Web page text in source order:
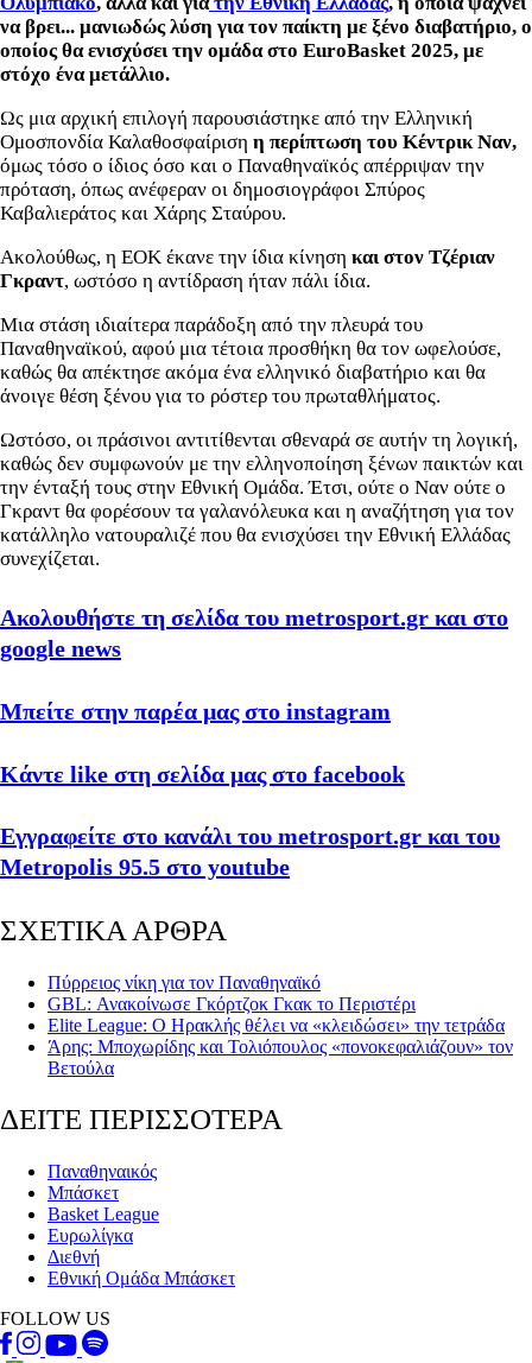
να βρει... μανιωδώς λύση για τον παίκτη με ξένο διαβατήριο, ο
οποίος θα ενισχύσει την ομάδα στο EuroBasket 2025, με
στόχο ένα μετάλλιο.
Ως μια αρχική επιλογή παρουσιάστηκε από την Ελληνική
Ομοσπονδία Καλαθοσφαίριση η περίπτωση του Κέντρικ Ναν,
όμως τόσο ο ίδιος όσο και ο Παναθηναϊκός απέρριψαν την
πρόταση, όπως ανέφεραν οι δημοσιογράφοι Σπύρος
Καβαλιεράτος και Χάρης Σταύρου.
Ακολούθως, η ΕΟΚ έκανε την ίδια κίνηση και στον Τζέριαν
Γκραντ, ωστόσο η αντίδραση ήταν πάλι ίδια.
Μια στάση ιδιαίτερα παράδοξη από την πλευρά του
Παναθηναϊκού, αφού μια τέτοια προσθήκη θα τον ωφελούσε,
καθώς θα απέκτησε ακόμα ένα ελληνικό διαβατήριο και θα
άνοιγε θέση ξένου για το ρόστερ του πρωταθλήματος.
Ωστόσο, οι πράσινοι αντιτίθενται σθεναρά σε αυτήν τη λογική,
καθώς δεν συμφωνούν με την ελληνοποίηση ξένων παικτών και
την ένταξή τους στην Εθνική Ομάδα. Έτσι, ούτε ο Ναν ούτε ο
Γκραντ θα φορέσουν τα γαλανόλευκα και η αναζήτηση για τον
κατάλληλο νατουραλιζέ που θα ενισχύσει την Εθνική Ελλάδας
συνεχίζεται.
Ακολουθήστε τη σελίδα του metrosport.gr και στο
google news
Μπείτε στην παρέα μας στο instagram
Κάντε like στη σελίδα μας στο facebook
Εγγραφείτε στο κανάλι του metrosport.gr και του
Metropolis 95.5 στο youtube
ΣΧΕΤΙΚΑ ΑΡΘΡΑ
Πύρρειος νίκη για τον Παναθηναϊκό
GBL: Ανακοίνωσε Γκόρτζοκ Γκακ το Περιστέρι
Elite League: Ο Ηρακλής θέλει να «κλειδώσει» την τετράδα
Άρης: Μποχωρίδης και Τολιόπουλος «πονοκεφαλιάζουν» τον
Βετούλα
ΔΕΙΤΕ ΠΕΡΙΣΣΟΤΕΡΑ
Παναθηναικός
Μπάσκετ
Basket League
Ευρωλίγκα
Διεθνή
Εθνική Ομάδα Μπάσκετ
FOLLOW US